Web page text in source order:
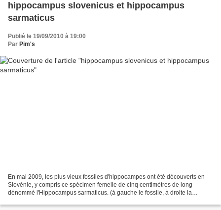
hippocampus slovenicus et hippocampus
sarmaticus
Publié le 19/09/2010 à 19:00
Par Pim's
En mai 2009, les plus vieux fossiles d'hippocampes ont été découverts en
Slovénie, y compris ce spécimen femelle de cinq centimètres de long
dénommé l'Hippocampus sarmaticus. (à gauche le fossile, à droite la